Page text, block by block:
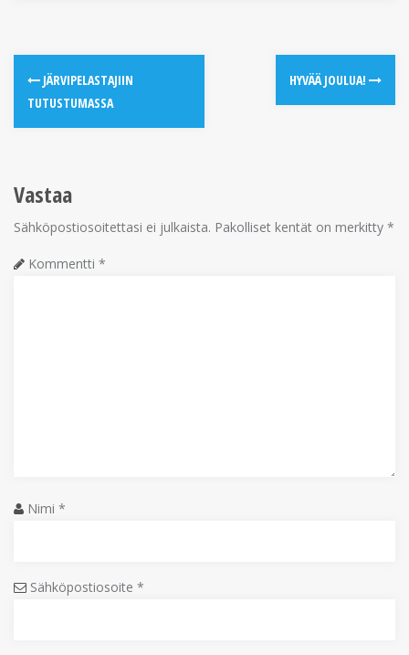
JÄRVIPELASTAJIIN
TUTUSTUMASSA
HYVÄÄ JOULUA!
Vastaa
Sähköpostiosoitettasi ei julkaista. Pakolliset kentät on merkitty *
Kommentti *
Nimi *
Sähköpostiosoite *